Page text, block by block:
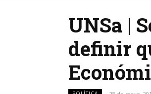
UNSa |
definir